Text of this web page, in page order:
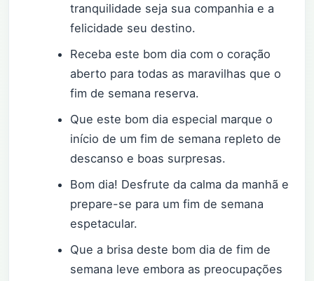
tranquilidade seja sua companhia e a
felicidade seu destino.
Receba este bom dia com o coração
aberto para todas as maravilhas que o
fim de semana reserva.
Que este bom dia especial marque o
início de um fim de semana repleto de
descanso e boas surpresas.
Bom dia! Desfrute da calma da manhã e
prepare-se para um fim de semana
espetacular.
Que a brisa deste bom dia de fim de
semana leve embora as preocupações